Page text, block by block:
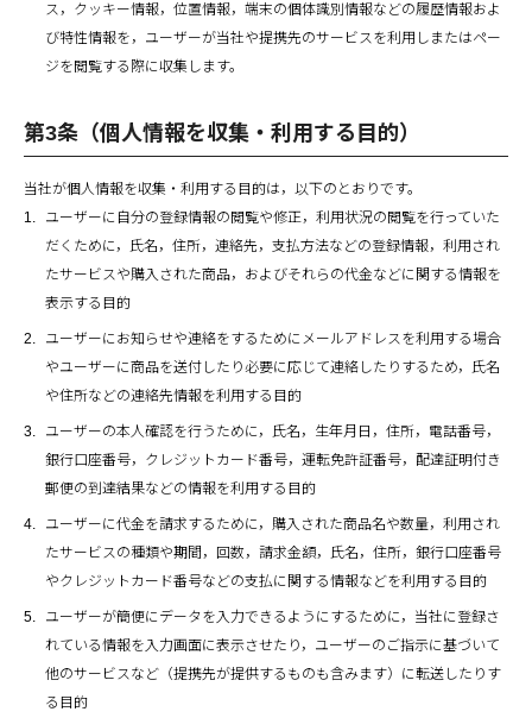
ス，クッキー情報，位置情報，端末の個体識別情報などの履歴情報およ
び特性情報を，ユーザーが当社や提携先のサービスを利用しまたはペー
ジを閲覧する際に収集します。
第3条（個人情報を収集・利用する目的）
当社が個人情報を収集・利用する目的は，以下のとおりです。
ユーザーに自分の登録情報の閲覧や修正，利用状況の閲覧を行っていた
だくために，氏名，住所，連絡先，支払方法などの登録情報，利用され
たサービスや購入された商品，およびそれらの代金などに関する情報を
表示する目的
ユーザーにお知らせや連絡をするためにメールアドレスを利用する場合
やユーザーに商品を送付したり必要に応じて連絡したりするため，氏名
や住所などの連絡先情報を利用する目的
ユーザーの本人確認を行うために，氏名，生年月日，住所，電話番号，
銀行口座番号，クレジットカード番号，運転免許証番号，配達証明付き
郵便の到達結果などの情報を利用する目的
ユーザーに代金を請求するために，購入された商品名や数量，利用され
たサービスの種類や期間，回数，請求金額，氏名，住所，銀行口座番号
やクレジットカード番号などの支払に関する情報などを利用する目的
ユーザーが簡便にデータを入力できるようにするために，当社に登録さ
れている情報を入力画面に表示させたり，ユーザーのご指示に基づいて
他のサービスなど（提携先が提供するものも含みます）に転送したりす
る目的